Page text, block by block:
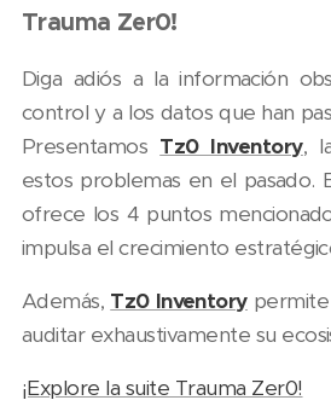
Trauma Zer0!
Diga adiós a la información
control y a los datos que han
Presentamos Tz0 Inventory,
estos problemas en el pasado.
ofrece los 4 puntos
impulsa el crecimiento
Además, Tz0 Inventorypermite
auditar exhaustivamente su
¡Explore la suite Trauma Zer0!